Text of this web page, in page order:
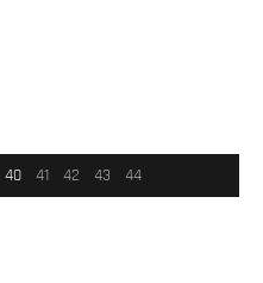
40 41 42 43 44